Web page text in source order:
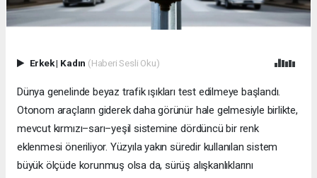
Erkek| Kadın (Haberi Sesli Oku)
Dünya genelinde beyaz trafik ışıkları test edilmeye başlandı.
Otonom araçların giderek daha görünür hale gelmesiyle birlikte,
mevcut kırmızı–sarı–yeşil sistemine dördüncü bir renk
eklenmesi öneriliyor. Yüzyıla yakın süredir kullanılan sistem
büyük ölçüde korunmuş olsa da, sürüş alışkanlıklarını